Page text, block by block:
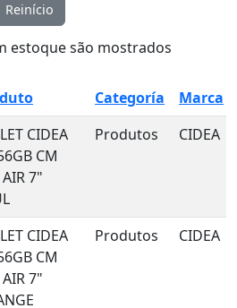
Reinício
estoque são mostrados
Categoría
Marca
CIDEA
CM
7"
Produtos CIDEA
CIDEA
CM
7"
Produtos CIDEA